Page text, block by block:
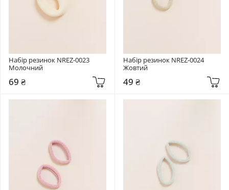
Набір резинок NREZ-0023
Молочний
69 ₴
Набір резинок NREZ-0024
Жовтий
49 ₴